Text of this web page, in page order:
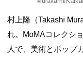
村上隆（Takashi
れ。MoMAコレクシ
人で、美術とポップ